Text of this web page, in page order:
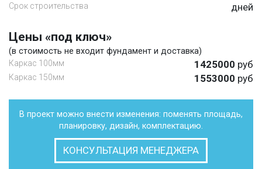
Срок строительства дней
Цены «под ключ»
(в стоимость не входит фундамент и доставка)
Каркас 100мм 1425000 руб
Каркас 150мм 1553000 руб
В проект можно внести изменения: поменять площадь,
планировку, дизайн, комплектацию.
КОНСУЛЬТАЦИЯ МЕНЕДЖЕРА